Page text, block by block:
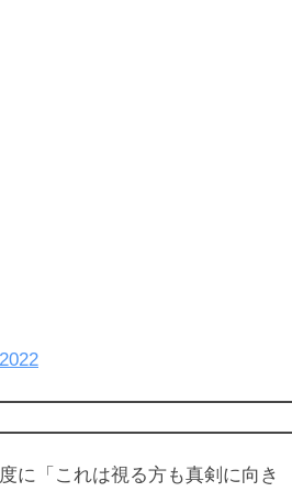
に「これは視る方も真剣に向き